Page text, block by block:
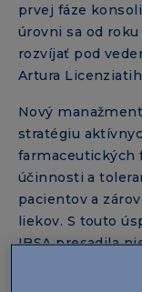
prvej fáze
úrovni sa od roku
rozvíjať pod
Artura
Nový
stratégiu
farmaceutických
účinnosti a
pacientov a
liekov. S touto
IBSA presadila